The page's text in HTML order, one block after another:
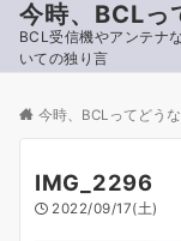
今時、BCLっ
BCL受信機やアンテナ
いての独り言
今時、BCLってどうな
IMG_2296
2022/09/17(土)